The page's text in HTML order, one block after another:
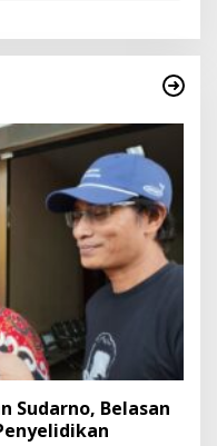
Sudarno, Belasan